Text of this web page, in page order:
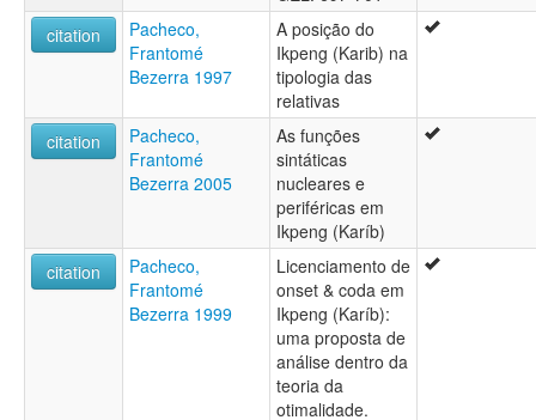
citation
Pacheco,
Frantomé
Bezerra 1997
A posição do
Ikpeng (Karib) na
tipologia das
relativas
citation
Pacheco,
Frantomé
Bezerra 2005
As funções
sintáticas
nucleares e
periféricas em
Ikpeng (Karíb)
citation
Pacheco,
Frantomé
Bezerra 1999
Licenciamento de
onset & coda em
Ikpeng (Karíb):
uma proposta de
análise dentro da
teoria da
otimalidade.